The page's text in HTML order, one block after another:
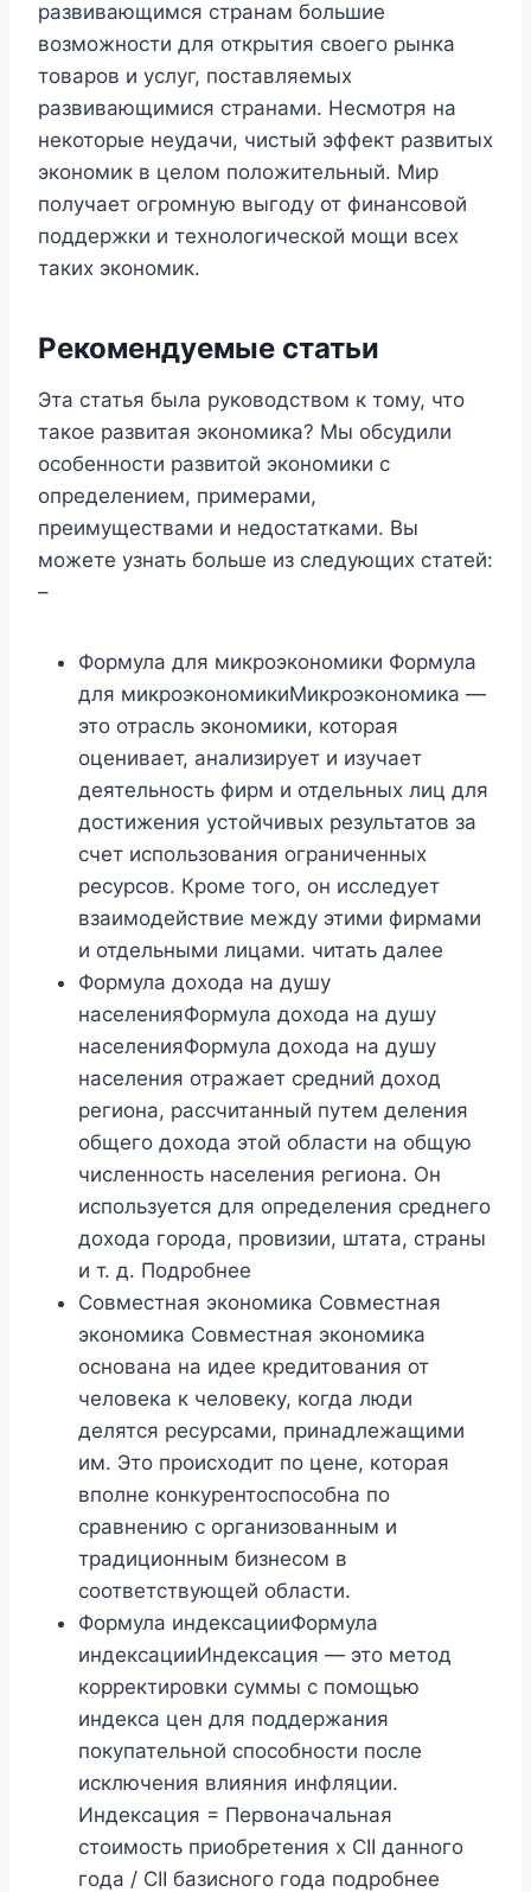
развивающимся странам большие
возможности для открытия своего рынка
товаров и услуг, поставляемых
развивающимися странами. Несмотря на
некоторые неудачи, чистый эффект развитых
экономик в целом положительный. Мир
получает огромную выгоду от финансовой
поддержки и технологической мощи всех
таких экономик.
Рекомендуемые статьи
Эта статья была руководством к тому, что
такое развитая экономика? Мы обсудили
особенности развитой экономики с
определением, примерами,
преимуществами и недостатками. Вы
можете узнать больше из следующих статей:
–
Формула для микроэкономики Формула
для микроэкономикиМикроэкономика —
это отрасль экономики, которая
оценивает, анализирует и изучает
деятельность фирм и отдельных лиц для
достижения устойчивых результатов за
счет использования ограниченных
ресурсов. Кроме того, он исследует
взаимодействие между этими фирмами
и отдельными лицами. читать далее
Формула дохода на душу
населенияФормула дохода на душу
населенияФормула дохода на душу
населения отражает средний доход
региона, рассчитанный путем деления
общего дохода этой области на общую
численность населения региона. Он
используется для определения среднего
дохода города, провизии, штата, страны
и т. д. Подробнее
Совместная экономика Совместная
экономика Совместная экономика
основана на идее кредитования от
человека к человеку, когда люди
делятся ресурсами, принадлежащими
им. Это происходит по цене, которая
вполне конкурентоспособна по
сравнению с организованным и
традиционным бизнесом в
соответствующей области.
Формула индексацииФормула
индексацииИндексация — это метод
корректировки суммы с помощью
индекса цен для поддержания
покупательной способности после
исключения влияния инфляции.
Индексация = Первоначальная
стоимость приобретения x CII данного
года / CII базисного года подробнее